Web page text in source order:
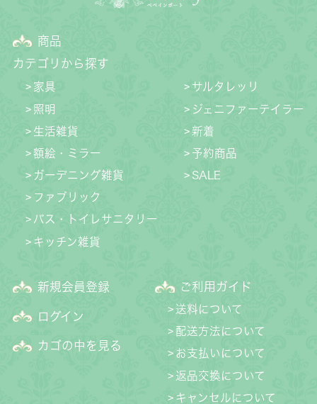
商品
カテゴリから探す
家具
照明
生活雑貨
額絵・ミラー
ガーデニング雑貨
ファブリック
バス・トイレサニタリー
キッチン雑貨
サルタレッリ
ジェニファーテイラー
新着
予約商品
SALE
新規会員登録
ログイン
カゴの中を見る
ご利用ガイド
送料について
配送方法について
お支払いについて
返品交換について
キャンセルについて